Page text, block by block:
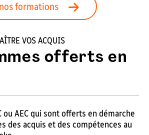
formations
VOS ACQUIS
offerts en
ou AEC qui sont offerts en démarche
des acquis et des compétences au